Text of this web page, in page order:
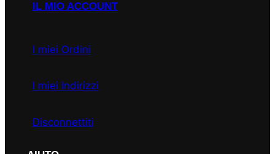
IL MIO ACCOUNT
I miei Ordini
I miei Indirizzi
Disconnettiti